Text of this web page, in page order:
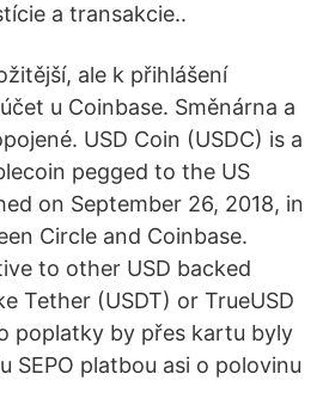
a transakcie..
ale k přihlášení
u Coinbase. Směnárna a
USD Coin (USDC) is a
pegged to the US
on September 26, 2018, in
Circle and Coinbase.
to other USD backed
Tether (USDT) or TrueUSD
poplatky by přes kartu byly
SEPO platbou asi o polovinu